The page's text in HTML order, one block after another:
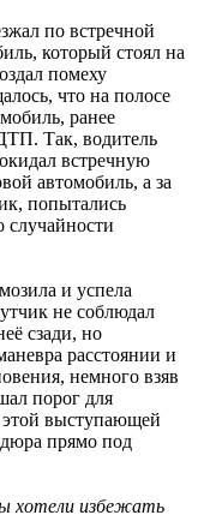
по встречной
который стоял на
помеху
что на полосе
ранее
Так, водитель
встречную
автомобиль, а за
попытались
случайности
и успела
не соблюдал
сзади, но
расстоянии и
немного взяв
порог для
этой выступающей
прямо под
хотели избежать